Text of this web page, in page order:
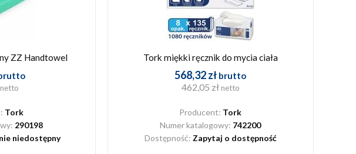
ZZ Handtowel
netto
Tork
290198
niedostępny
Tork miękki ręcznik do mycia ciała
568,32 zł brutto
462,05 zł netto
Producent: Tork
Numer katalogowy: 742200
Dostępność: Zapytaj o dostępność